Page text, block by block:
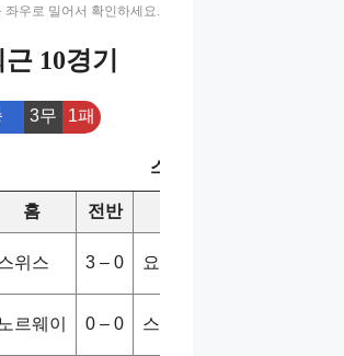
좌우로 밀어서 확인하세요.
10경기
3무 1패
스위스 최근 10경기
홈 전반
위스 3 – 0 요르단
노르웨이 0 – 0 스위스